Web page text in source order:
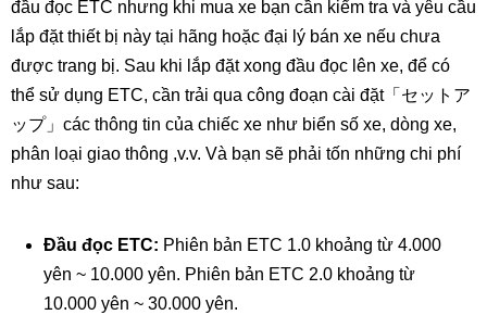
đầu đọc ETC nhưng khi mua xe bạn cần kiểm tra và yêu cầu
lắp đặt thiết bị này tại hãng hoặc đại lý bán xe nếu chưa
được trang bị. Sau khi lắp đặt xong đầu đọc lên xe, để có
thể sử dụng ETC, cần trải qua công đoạn cài đặt「セットア
ップ」các thông tin của chiếc xe như biển số xe, dòng xe,
phân loại giao thông ,v.v. Và bạn sẽ phải tốn những chi phí
như sau:
Đầu đọc ETC: Phiên bản ETC 1.0 khoảng từ 4.000
yên ~ 10.000 yên. Phiên bản ETC 2.0 khoảng từ
10.000 yên ~ 30.000 yên.